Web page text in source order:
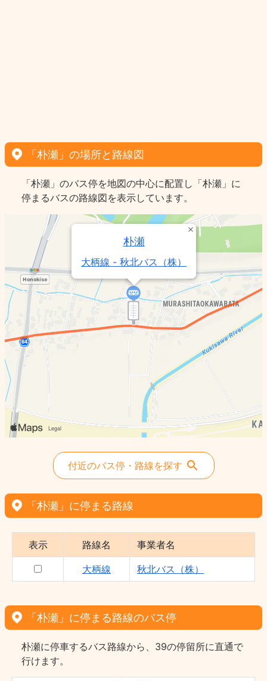
「朴瀬」の場所と路線図
「朴瀬」のバス停を地図の中心に配置し「朴瀬」に
停まるバスの路線図を表示しています。
朴瀬
大柄線 - 秋北バス（株）
付近のバス停・路線を探す
「朴瀬」に停まる路線
表示 路線名 事業者名
大柄線 秋北バス（株）
「朴瀬」に停まる路線のバス停
朴瀬に停車するバス路線から、39の停留所に直通で
行けます。